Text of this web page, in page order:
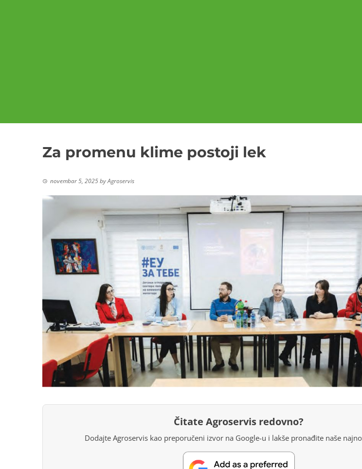
Za promenu klime postoji lek
novembar 5, 2025byAgroservis
Čitate Agroservis redovno?
Dodajte Agroservis kao preporučeni izvor na Google-u i lakše pronađite naše